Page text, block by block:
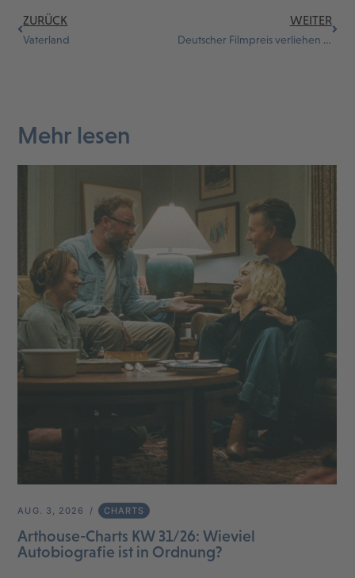
ZURÜCK
Vaterland
WEITER
Deutscher Filmpreis verliehen – Lola in Gold für IN DIE SONNE SCHAUEN
Mehr lesen
AUG. 3, 2026 CHARTS
Arthouse-Charts KW 31/26: Wieviel
Autobiografie ist in Ordnung?